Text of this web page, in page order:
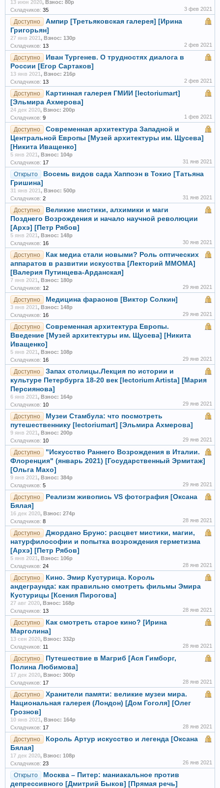
13 июн 2020, Взнос: 80р
Складчиков: 35 3 фев 2021
Доступно
Ампир [Третьяковская галерея] [Ирина
Григорьян]
27 янв 2021, Взнос: 130р
Складчиков: 13 2 фев 2021
Доступно
Иван Тургенев. О трудностях диалога в
России [Егор Сартаков]
13 янв 2021, Взнос: 216р
Складчиков: 13 2 фев 2021
Доступно
Картинная галерея ГМИИ [lectoriumart]
[Эльмира Ахмерова]
24 дек 2020, Взнос: 200р
Складчиков: 9 1 фев 2021
Доступно
Современная архитектура Западной и
Центральной Европы [Музей архитектуры им. Щусева]
[Никита Иващенко]
5 янв 2021, Взнос: 104р
Складчиков: 17 31 янв 2021
Открыто
Восемь видов сада Хаппоэн в Токио [Татьяна
Гришина]
31 янв 2021, Взнос: 500р
Складчиков: 2 31 янв 2021
Доступно
Великие мистики, алхимики и маги
Позднего Возрождения и начало научной революции
[Архэ] [Петр Рябов]
5 янв 2021, Взнос: 148р
Складчиков: 16 30 янв 2021
Доступно
Как медиа стали новыми? Роль оптических
аппаратов в развитии искусства [Лекторий ММОМА]
[Валерия Путинцева-Арданская]
7 янв 2021, Взнос: 180р
Складчиков: 12 29 янв 2021
Доступно Медицина фараонов [Виктор Солкин]
3 янв 2021, Взнос: 148р
Складчиков: 16 29 янв 2021
Доступно
Современная архитектура Европы.
Введение [Музей архитектуры им. Щусева] [Никита
Иващенко]
5 янв 2021, Взнос: 108р
Складчиков: 16 29 янв 2021
Доступно
Запах столицы.Лекция по истории и
культуре Петербурга 18-20 век [lectorium Artista] [Мария
Персиянова]
6 янв 2021, Взнос: 164р
Складчиков: 10 29 янв 2021
Доступно
Музеи Стамбула: что посмотреть
путешественнику [lectoriumart] [Эльмира Ахмерова]
9 янв 2021, Взнос: 200р
Складчиков: 10 29 янв 2021
Доступно
"Искусство Раннего Возрождения в Италии.
Флоренция" (январь 2021) [Государственный Эрмитаж]
[Ольга Махо]
9 янв 2021, Взнос: 384р
Складчиков: 5 29 янв 2021
Доступно
Реализм живопись VS фотография [Оксана
Бялая]
16 дек 2020, Взнос: 274р
Складчиков: 8 28 янв 2021
Доступно
Джордано Бруно: расцвет мистики, магии,
натурфилософии и попытка возрождения герметизма
[Архэ] [Петр Рябов]
5 янв 2021, Взнос: 106р
Складчиков: 24 28 янв 2021
Доступно
Кино. Эмир Кустурица. Король
андеграунда: как правильно смотреть фильмы Эмира
Кустурицы [Ксения Пирогова]
27 авг 2020, Взнос: 168р
Складчиков: 13 28 янв 2021
Доступно
Как смотреть старое кино? [Ирина
Марголина]
13 сен 2020, Взнос: 332р
Складчиков: 11 28 янв 2021
Доступно
Путешествие в Магриб [Ася Гимборг,
Полина Любимова]
17 дек 2020, Взнос: 300р
Складчиков: 17 28 янв 2021
Доступно
Хранители памяти: великие музеи мира.
Национальная галерея (Лондон) [Дом Гоголя] [Олег
Грознов]
10 янв 2021, Взнос: 164р
Складчиков: 17 28 янв 2021
Доступно
Король Артур искусство и легенда [Оксана
Бялая]
17 дек 2020, Взнос: 108р
Складчиков: 23 26 янв 2021
Открыто
Москва – Питер: маниакальное против
депрессивного [Дмитрий Быков] [Прямая речь]